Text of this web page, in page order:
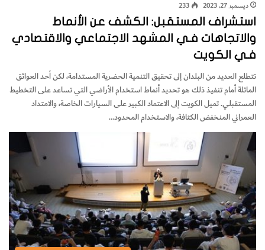
ديسمبر 27, 2023 233
استشراف المستقبل: الكشف عن الأنماط
والاتجاهات فـي المشهد الاجتماعي والاقتصادي
فـي الكويت
تتطلع العديد من البلدان إلى تحقيق التنمية الحضرية المستدامة، لكن أحد العوائق
الماثلة أمام تنفيذ ذلك هو تحديد أنماط استخدام الأراضي التي تساعد على التخطيط
المستقبلي. تميل الكويت إلى الاعتماد الكبير على السيارات الخاصة، والامتداد
العمراني المنخفض الكثافة، والاستخدام المحدود…